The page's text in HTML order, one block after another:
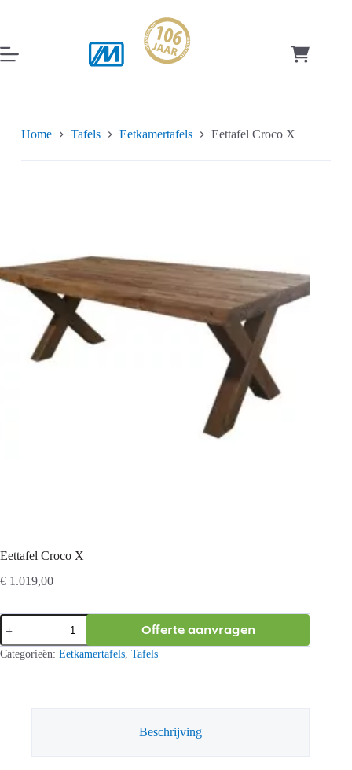
inhoud
Home Tafels Eetkamertafels Eettafel Croco X
Eettafel Croco X
€ 1.019,00
Eettafel
Croco
X
aantal
Offerte aanvragen
Categorieën: Eetkamertafels, Tafels
Beschrijving